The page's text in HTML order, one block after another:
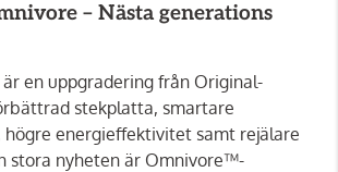
– Nästa generations
en uppgradering från Original-
stekplatta, smartare
energieffektivitet samt rejälare
stora nyheten är Omnivore™-